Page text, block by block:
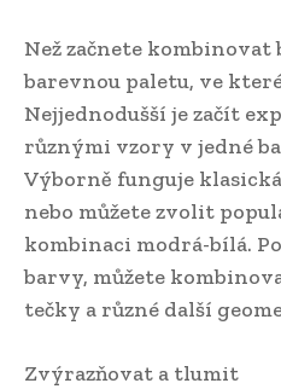
Než začnete kombinovat
barevnou paletu, ve
Nejjednodušší je začít
různými vzory v jedné
Výborně funguje
nebo můžete zvolit
kombinaci modrá-bílá.
barvy, můžete
tečky a různé další
Zvýrazňovat a tlumit